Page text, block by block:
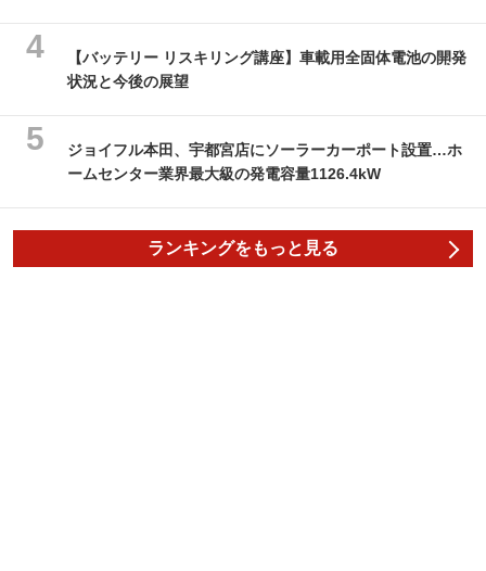
【バッテリー リスキリング講座】車載用全固体電池の開発
状況と今後の展望
ジョイフル本田、宇都宮店にソーラーカーポート設置…ホ
ームセンター業界最大級の発電容量1126.4kW
ランキングをもっと見る